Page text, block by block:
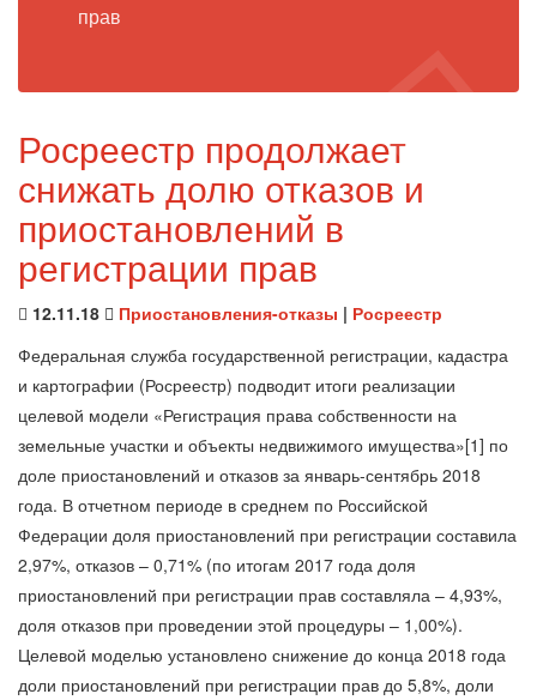
прав
Росреестр продолжает
снижать долю отказов и
приостановлений в
регистрации прав
12.11.18 Приостановления-отказы | Росреестр
Федеральная служба государственной регистрации, кадастра
и картографии (Росреестр) подводит итоги реализации
целевой модели «Регистрация права собственности на
земельные участки и объекты недвижимого имущества»[1] по
доле приостановлений и отказов за январь-сентябрь 2018
года. В отчетном периоде в среднем по Российской
Федерации доля приостановлений при регистрации составила
2,97%, отказов – 0,71% (по итогам 2017 года доля
приостановлений при регистрации прав составляла – 4,93%,
доля отказов при проведении этой процедуры – 1,00%).
Целевой моделью установлено снижение до конца 2018 года
доли приостановлений при регистрации прав до 5,8%, доли